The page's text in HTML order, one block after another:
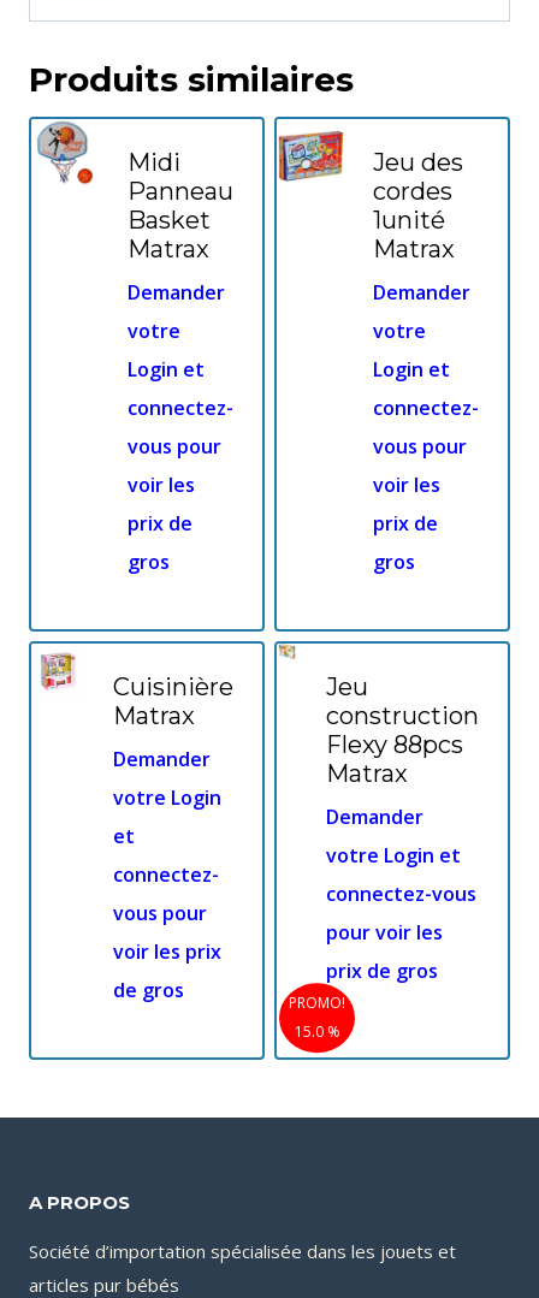
Produits similaires
Midi
Panneau
Basket
Matrax
Demander
votre
Login et
connectez-
vous pour
voir les
prix de
gros
Jeu des
cordes
1unité
Matrax
Demander
votre
Login et
connectez-
vous pour
voir les
prix de
gros
Cuisinière
Matrax
Demander
votre Login
et
connectez-
vous pour
voir les prix
de gros
PROMO!
15.0 %
Jeu
construction
Flexy 88pcs
Matrax
Demander
votre Login et
connectez-vous
pour voir les
prix de gros
A PROPOS
Société d’importation spécialisée dans les jouets et
articles pur bébés